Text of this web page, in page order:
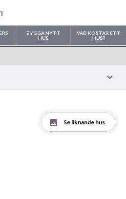
BYGGA NYTT
HUS
VAD KOSTAR ETT
HUS?
bygga ditt hus?
Se liknande hus